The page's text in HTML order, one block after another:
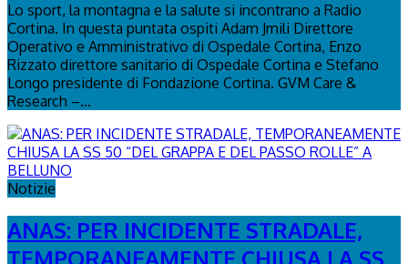
Lo sport, la montagna e la salute si incontrano a Radio
Cortina. In questa puntata ospiti Adam Jmili Direttore
Operativo e Amministrativo di Ospedale Cortina, Enzo
Rizzato direttore sanitario di Ospedale Cortina e Stefano
Longo presidente di Fondazione Cortina. GVM Care &
Research –...
Notizie
ANAS: PER INCIDENTE STRADALE,
TEMPORANEAMENTE CHIUSA LA SS